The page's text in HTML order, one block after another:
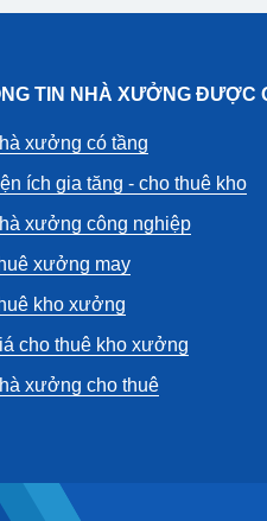
TIN NHÀ XƯỞNG ĐƯỢC
xưởng có tầng
ích gia tăng - cho thuê kho
xưởng công nghiệp
xưởng may
kho xưởng
cho thuê kho xưởng
xưởng cho thuê